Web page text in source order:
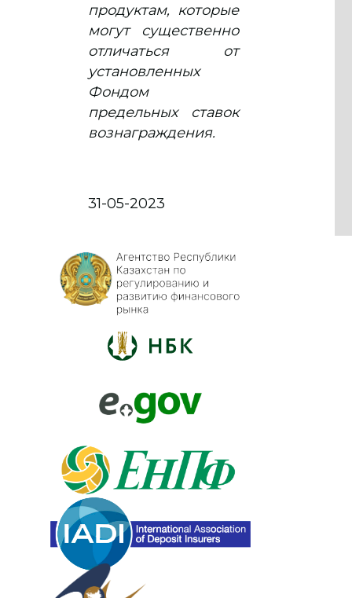
продуктам, которые
могут существенно
отличаться от
установленных
Фондом
предельных ставок
вознаграждения.
31-05-2023